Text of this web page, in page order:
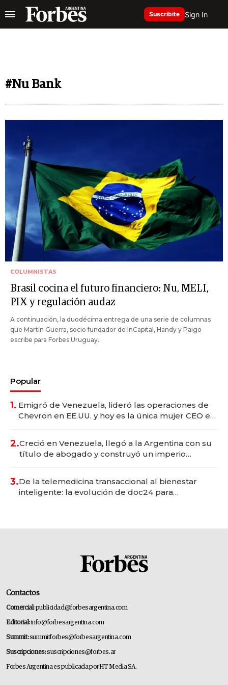
Suscribite Sign In
#Nu Bank
COLUMNISTAS
Brasil cocina el futuro financiero: Nu, MELI,
PIX y regulación audaz
A continuación, la duodécima entrega de una serie de columnas
que Martín Guerra, socio fundador de InCapital, Handy y Paigo
escribe para Forbes Uruguay.
Popular
1. Emigró de Venezuela, lideró las operaciones de
Chevron en EE.UU. y hoy es la única mujer CEO en
2.Creció en Venezuela, llegó a la Argentina con su
título de abogado y construyó un imperio
3.De la telemedicina transaccional al bienestar
inteligente: la evolución de doc24 para
Contactos
Comercial:publicidad@forbesargentina.com
Editorial:info@forbesargentina.com
Summit:summitforbes@forbesargentina.com
Suscripciones:suscripciones@forbes.ar
Forbes Argentina es publicada por HT Media SA.